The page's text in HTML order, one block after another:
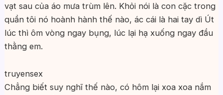
vạt sau của áo mưa trùm lên. Khỏi nói là con cặc trong
quần tôi nó hoành hành thế nào, ác cái là hai tay dì Út
lúc thì ôm vòng ngay bụng, lúc lại hạ xuống ngay đầu
thằng em.
truyensex
Chẳng biết suy nghĩ thế nào, có hôm lại xoa xoa nắm